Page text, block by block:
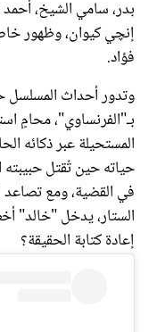
بدر، سامي الشيخ، أحمد
إنچي كيوان، وظهور
فؤاد.
وتدور أحداث المسلسل
بـ"الفرنساوي"، محامٍ
المستحيلة عبر ذكائه
حياته حين تُقتل
في القضية، ومع
الستار، يدخل "خالد"
إعادة كتابة الحقيقة؟